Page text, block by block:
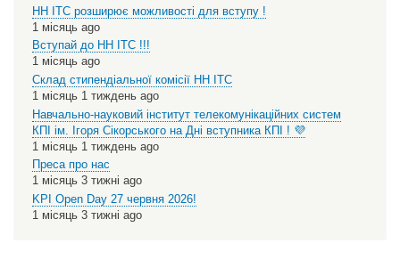
НН ІТС розширює можливості для вступу !
1 місяць ago
Вступай до НН ІТС !!!
1 місяць ago
Склад стипендіальної комісії НН ІТС
1 місяць 1 тиждень ago
Навчально-науковий інститут телекомунікаційних систем
КПІ ім. Ігоря Сікорського на Дні вступника КПІ ! 💜
1 місяць 1 тиждень ago
Преса про нас
1 місяць 3 тижні ago
KPI Open Day 27 червня 2026!
1 місяць 3 тижні ago